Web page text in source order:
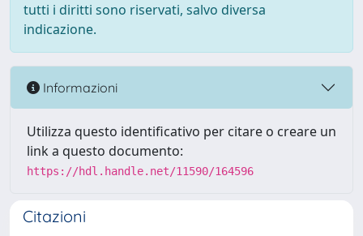
tutti i diritti sono riservati, salvo diversa
indicazione.
Informazioni
Utilizza questo identificativo per citare o creare un
link a questo documento:
https://hdl.handle.net/11590/164596
Citazioni